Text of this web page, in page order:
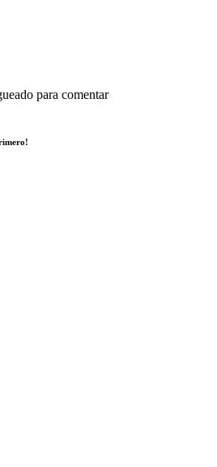
para comentar